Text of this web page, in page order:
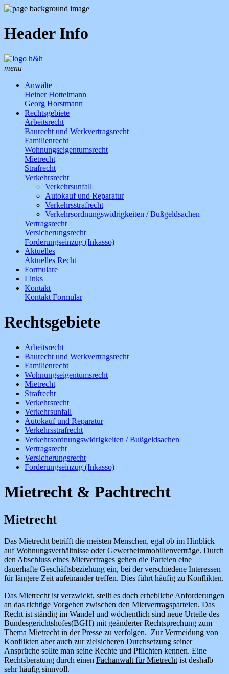
Header Info
menu
Anwälte
Heiner Hottelmann
Georg Horstmann
Rechtsgebiete
Arbeitsrecht
Baurecht und Werkvertragsrecht
Familienrecht
Wohnungseigentumsrecht
Mietrecht
Strafrecht
Verkehrsrecht
Verkehrsunfall
Autokauf und Reparatur
Verkehrsstrafrecht
Verkehrsordnungswidrigkeiten / Bußgeldsachen
Vertragsrecht
Versicherungsrecht
Forderungseinzug (Inkasso)
Aktuelles
Aktuelles Recht
Formulare
Links
Kontakt
Kontakt Formular
Rechtsgebiete
Arbeitsrecht
Baurecht und Werkvertragsrecht
Familienrecht
Wohnungseigentumsrecht
Mietrecht
Strafrecht
Verkehrsrecht
Verkehrsunfall
Autokauf und Reparatur
Verkehrsstrafrecht
Verkehrsordnungswidrigkeiten / Bußgeldsachen
Vertragsrecht
Versicherungsrecht
Forderungseinzug (Inkasso)
Mietrecht & Pachtrecht
Mietrecht
Das Mietrecht betrifft die meisten Menschen, egal ob im Hinblick
auf Wohnungsverhältnisse oder Gewerbeimmobilienverträge. Durch
den Abschluss eines Mietvertrages gehen die Parteien eine
dauerhafte Geschäftsbeziehung ein, bei der verschiedene Interessen
für längere Zeit aufeinander treffen. Dies führt häufig zu Konflikten.
Das Mietrecht ist verzwickt, stellt es doch erhebliche Anforderungen
an das richtige Vorgehen zwischen den Mietvertragsparteien. Das
Recht ist ständig im Wandel und wöchentlich sind neue Urteile des
Bundesgerichtshofes(BGH) mit geänderter Rechtsprechung zum
Thema Mietrecht in der Presse zu verfolgen. Zur Vermeidung von
Konflikten aber auch zur zielsicheren Durchsetzung seiner
Ansprüche sollte man seine Rechte und Pflichten kennen. Eine
Rechtsberatung durch einen Fachanwalt für Mietrecht ist deshalb
sehr häufig sinnvoll.